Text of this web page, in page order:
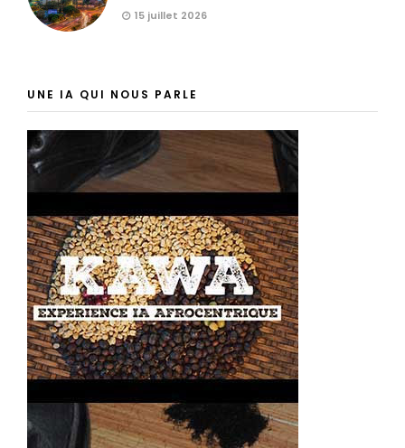
15 juillet 2026
UNE IA QUI NOUS PARLE